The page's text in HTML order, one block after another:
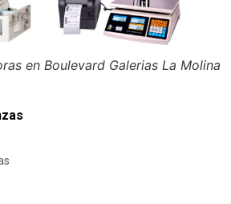
en Boulevard Galerias La Molina